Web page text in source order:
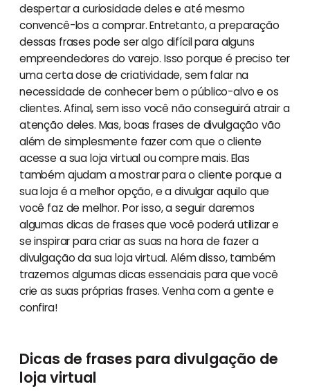
despertar a curiosidade deles e até mesmo
convencê-los a comprar. Entretanto, a preparação
dessas frases pode ser algo difícil para alguns
empreendedores do varejo. Isso porque é preciso ter
uma certa dose de criatividade, sem falar na
necessidade de conhecer bem o público-alvo e os
clientes. Afinal, sem isso você não conseguirá atrair a
atenção deles. Mas, boas frases de divulgação vão
além de simplesmente fazer com que o cliente
acesse a sua loja virtual ou compre mais. Elas
também ajudam a mostrar para o cliente porque a
sua loja é a melhor opção, e a divulgar aquilo que
você faz de melhor. Por isso, a seguir daremos
algumas dicas de frases que você poderá utilizar e
se inspirar para criar as suas na hora de fazer a
divulgação da sua loja virtual. Além disso, também
trazemos algumas dicas essenciais para que você
crie as suas próprias frases. Venha com a gente e
confira!
Dicas de frases para divulgação de
loja virtual